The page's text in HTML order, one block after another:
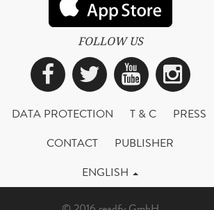
FOLLOW US
Facebook
Twitter
DATA PROTECTION T & C
PRESS
CONTACT
PUBLISHER
ENGLISH